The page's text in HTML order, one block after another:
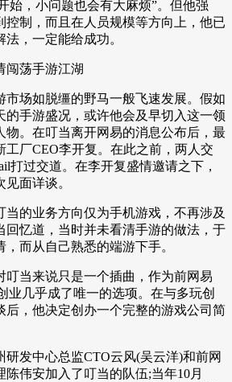
始，小问题也会有大麻烦”。但他强
控制，而且在人员规模等方向上，他已
，一定能给成功。
闯荡手游江湖
市场如脱缰的野马一般飞速发展。假如
的手游盛况，或许他会及早切入这一领
物。在叮当离开网易的消息公布后，最
工厂CEO李开复。在此之前，两人交
打过交道。在李开复盛情邀请之下，
面详谈。
当的业务方向仅为手机游戏，不再涉及
回忆道，当时并未看清手游的做法，于
而从自己熟悉的端游下手。
叮当来说只是一个插曲，作为前网易
业几乎成了唯一的选项。在与多玩创
后，他决定创办一个完整的游戏公司简
研发中心总监CTO云风(吴云洋)和前网
伟安加入了叮当的队伍;当年10月